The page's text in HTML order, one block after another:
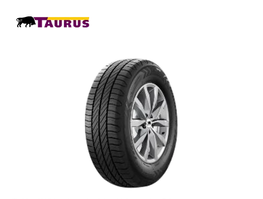
Bildergalerie überspringen